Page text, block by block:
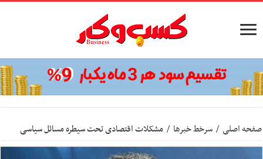
صفحه اصلی / سرخط خبرها / مشکلات اقتصادی تحت سیطره مسائل سیاسی